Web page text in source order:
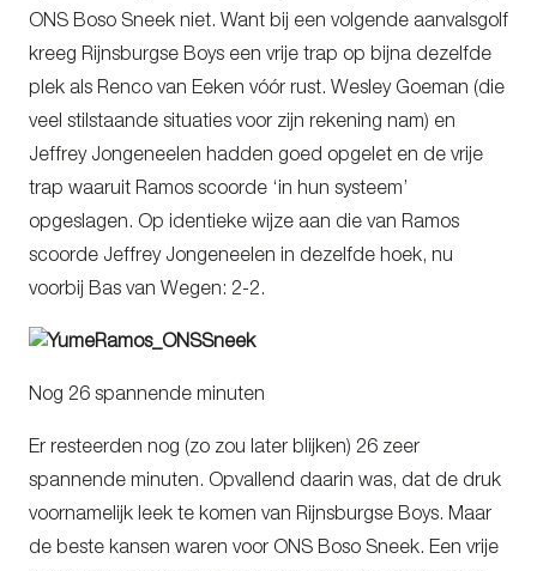
ONS Boso Sneek niet. Want bij een volgende aanvalsgolf
kreeg Rijnsburgse Boys een vrije trap op bijna dezelfde
plek als Renco van Eeken vóór rust. Wesley Goeman (die
veel stilstaande situaties voor zijn rekening nam) en
Jeffrey Jongeneelen hadden goed opgelet en de vrije
trap waaruit Ramos scoorde ‘in hun systeem’
opgeslagen. Op identieke wijze aan die van Ramos
scoorde Jeffrey Jongeneelen in dezelfde hoek, nu
voorbij Bas van Wegen: 2-2.
Nog 26 spannende minuten
Er resteerden nog (zo zou later blijken) 26 zeer
spannende minuten. Opvallend daarin was, dat de druk
voornamelijk leek te komen van Rijnsburgse Boys. Maar
de beste kansen waren voor ONS Boso Sneek. Een vrije